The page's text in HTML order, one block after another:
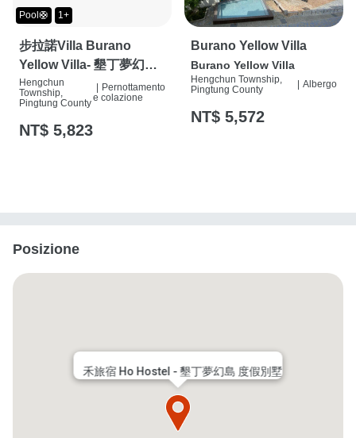
Pool🛟 1+
步拉諾Villa Burano
Yellow Villa- 墾丁夢幻島
度假別墅
Hengchun
Township,
Pingtung County
Pernottamento
e colazione
NT$ 5,823
Burano Yellow Villa
Burano Yellow Villa
Hengchun Township,
Pingtung County
Albergo
NT$ 5,572
Posizione
禾旅宿 Ho Hostel - 墾丁夢幻島 度假別墅